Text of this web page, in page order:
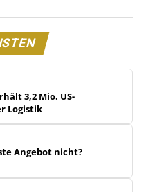
3,2 Mio. US-
Logistik
Angebot nicht?